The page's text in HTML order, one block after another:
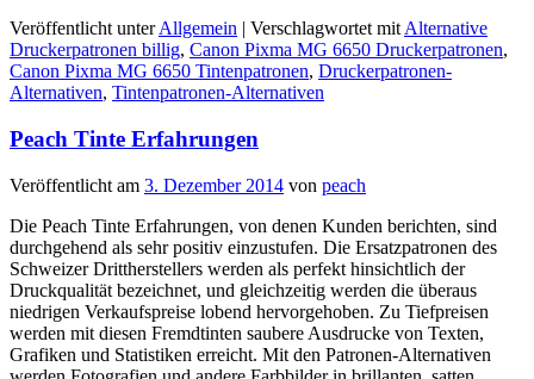
Veröffentlicht unter Allgemein | Verschlagwortet mit Alternative
Druckerpatronen billig, Canon Pixma MG 6650 Druckerpatronen,
Canon Pixma MG 6650 Tintenpatronen, Druckerpatronen-
Alternativen, Tintenpatronen-Alternativen
Peach Tinte Erfahrungen
Veröffentlicht am 3. Dezember 2014 von peach
Die Peach Tinte Erfahrungen, von denen Kunden berichten, sind
durchgehend als sehr positiv einzustufen. Die Ersatzpatronen des
Schweizer Drittherstellers werden als perfekt hinsichtlich der
Druckqualität bezeichnet, und gleichzeitig werden die überaus
niedrigen Verkaufspreise lobend hervorgehoben. Zu Tiefpreisen
werden mit diesen Fremdtinten saubere Ausdrucke von Texten,
Grafiken und Statistiken erreicht. Mit den Patronen-Alternativen